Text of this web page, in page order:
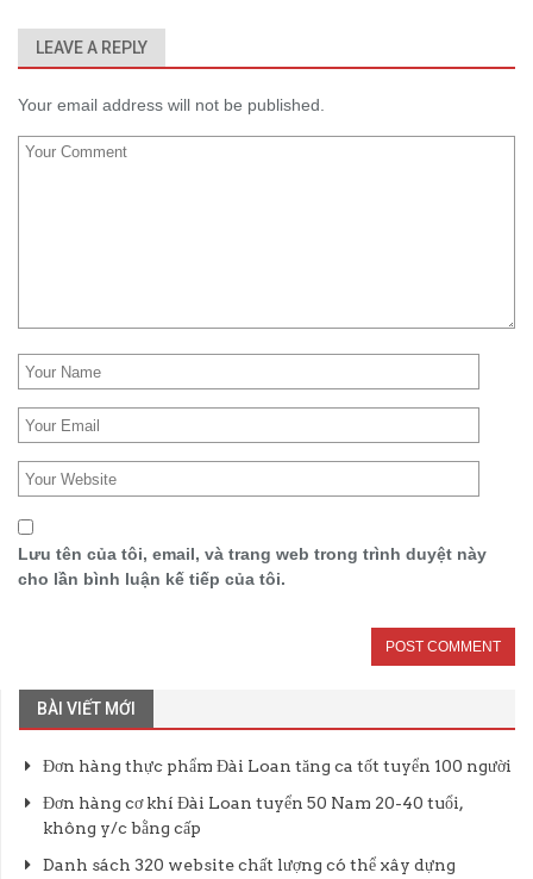
LEAVE A REPLY
Your email address will not be published.
Lưu tên của tôi, email, và trang web trong trình duyệt này
cho lần bình luận kế tiếp của tôi.
BÀI VIẾT MỚI
Đơn hàng thực phẩm Đài Loan tăng ca tốt tuyển 100 người
Đơn hàng cơ khí Đài Loan tuyển 50 Nam 20-40 tuổi,
không y/c bằng cấp
Danh sách 320 website chất lượng có thể xây dựng